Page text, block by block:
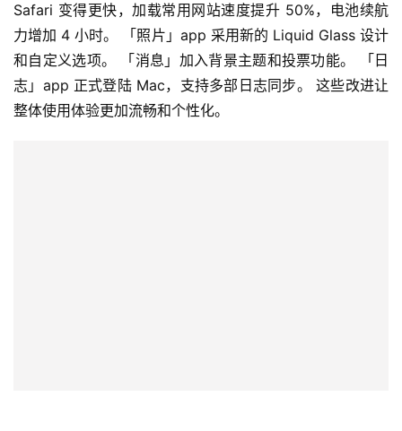
Safari 变得更快，加载常用网站速度提升 50%，电池续航
力增加 4 小时。 「照片」app 采用新的 Liquid Glass 设计
和自定义选项。 「消息」加入背景主题和投票功能。 「日
志」app 正式登陆 Mac，支持多部日志同步。 这些改进让
整体使用体验更加流畅和个性化。